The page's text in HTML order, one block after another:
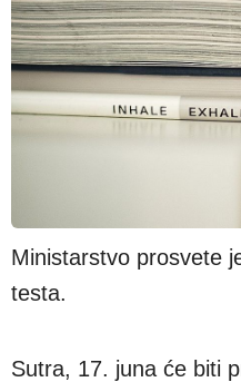
Ministarstvo prosvete
testa.
Sutra, 17. juna će biti